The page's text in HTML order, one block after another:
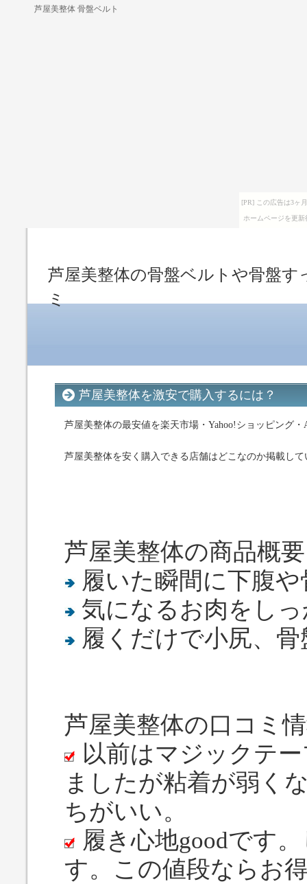
[PR] この広告は3ヶ
ホームページを更
芦屋美整体 骨盤ベルト
芦屋美整体の骨盤ベルトや骨盤
ミ
芦屋美整体を激安で購入するには？
芦屋美整体の最安値を楽天市場・Yahoo!ショッピング
芦屋美整体を安く購入できる店舗はどこなのか掲載して
芦屋美整体の商品概要
履いた瞬間に下腹
気になるお肉をし
履くだけで小尻、骨
芦屋美整体の口コミ
以前はマジックテ
ましたが粘着が弱く
ちがいい。
履き心地goodです
す。この値段ならお